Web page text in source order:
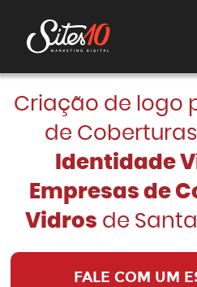
Criação de logo
de
Identidade
Empresas de
Vidros de
FALE COM UM